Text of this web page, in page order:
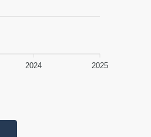
2024 2025